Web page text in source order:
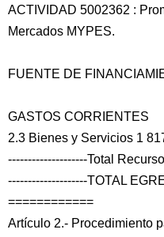
ACTIVIDAD 5002362 :
Mercados MYPES.
FUENTE DE
GASTOS CORRIENTES
2.3 Bienes y Servicios 1
--------------------Total
--------------------TOTAL
============
Artículo 2.- Procedimiento